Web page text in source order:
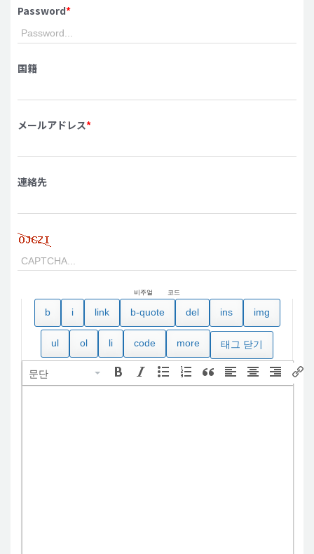
ご相談のお問い合わせ
Password*
国籍
メールアドレス*
連絡先
비주얼 코드
문단